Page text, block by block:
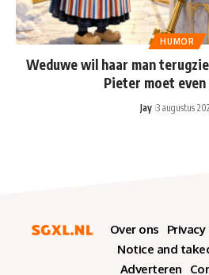
HUMOR
Weduwe wil haar man
Pieter moet even
Jay 3 augustus
Over ons
Notice and
Adverteren